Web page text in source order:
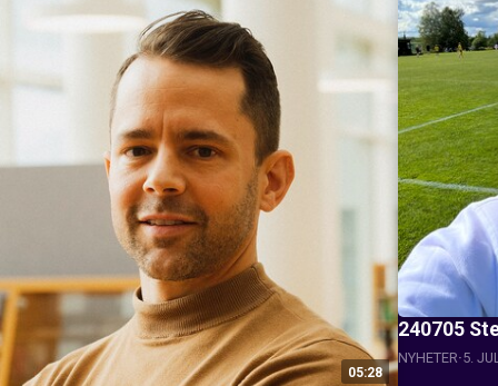
05:28
240705
NYHETER 5.